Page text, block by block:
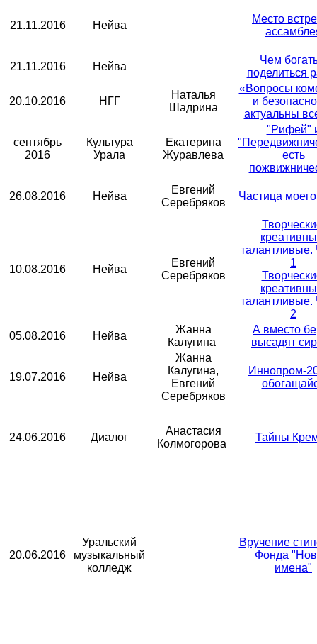
21.11.2016 Нейва
Место
21.11.2016 Нейва
Чем
поделиться
20.10.2016 НГГ
Наталья
Шадрина
«Вопросы
и
актуальны
сентябрь
2016
Культура
Урала
Екатерина
Журавлева
"Рифей"
есть
26.08.2016 Нейва
Евгений
Серебряков
Частица
10.08.2016 Нейва
Евгений
Серебряков
талантливые.
1
талантливые.
2
05.08.2016
Нейва
Жанна
Калугина
А вместо
высадят
19.07.2016 Нейва
Жанна
Калугина,
Евгений
Серебряков
Иннопром-
24.06.2016 Диалог
Анастасия
Колмогорова
Тайны
20.06.2016
Уральский
музыкальный
колледж
Вручение
Фонда
имена"